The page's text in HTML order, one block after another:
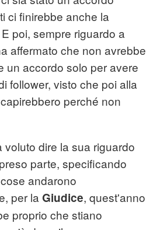
ci finirebbe anche la
poi, sempre riguardo a
affermato che non avrebbe
un accordo solo per avere
follower, visto che poi alla
perché non
voluto dire la sua riguardo
parte, specificando
andarono
per la Giudice, quest'anno
proprio che stiano